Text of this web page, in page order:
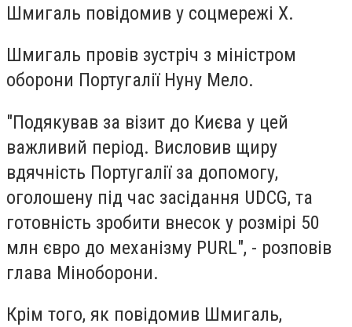
Шмигаль повідомив у соцмережі Х.
Шмигаль провів зустріч з міністром
оборони Португалії Нуну Мело.
"Подякував за візит до Києва у цей
важливий період. Висловив щиру
вдячність Португалії за допомогу,
оголошену під час засідання UDCG, та
готовність зробити внесок у розмірі 50
млн євро до механізму PURL", - розповів
глава Міноборони.
Крім того, як повідомив Шмигаль,